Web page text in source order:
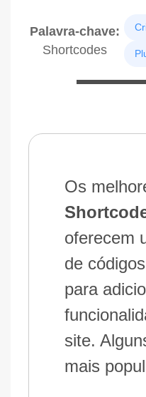
Palavra-chave:
Shortcodes
Os
oferecem
de
para
site.
mais